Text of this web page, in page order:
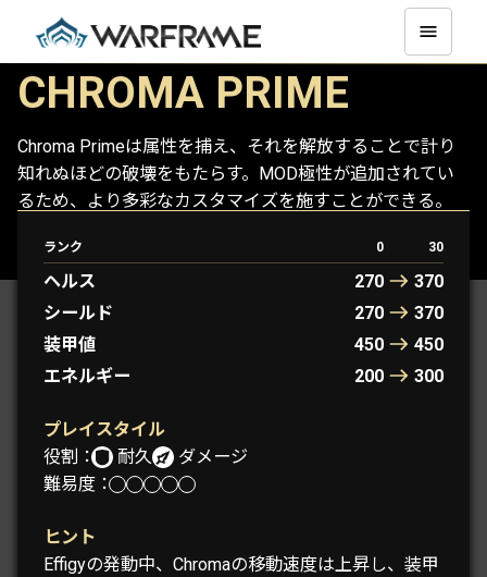
CHROMA PRIME
Chroma Primeは属性を捕え、それを解放することで計り
知れぬほどの破壊をもたらす。MOD極性が追加されてい
るため、より多彩なカスタマイズを施すことができる。
ランク 0 30
ヘルス 270
370
シールド
270
370
装甲値
450
450
エネルギー
200 300
プレイスタイル
役割：
耐久
ダメージ
難易度：
ヒント
Effigyの発動中、Chromaの移動速度は上昇し、装甲